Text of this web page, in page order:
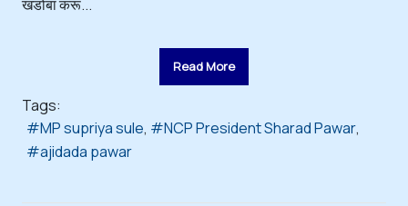
खंडोबा करू...
Read More
Tags:
MP supriya sule
NCP President Sharad Pawar
ajidada pawar